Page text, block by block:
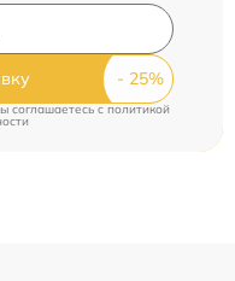
соглашаетесь c политикой